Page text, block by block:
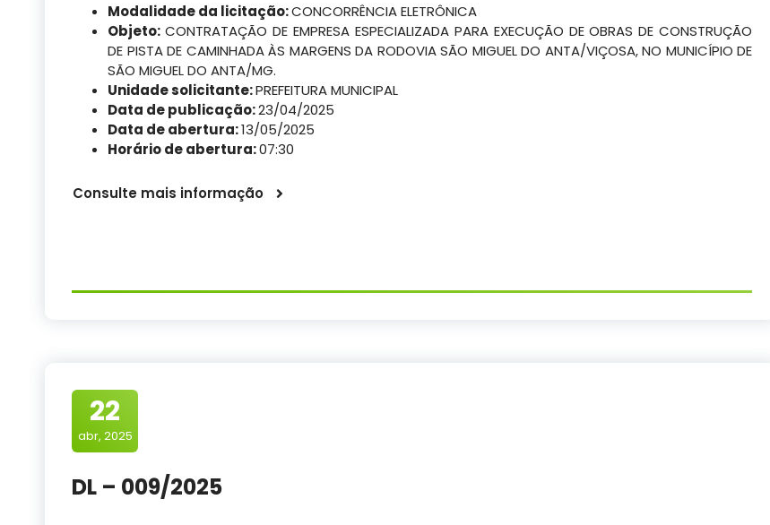
Modalidade da licitação:CONCORRÊNCIA ELETRÔNICA
Objeto: CONTRATAÇÃO DE EMPRESA ESPECIALIZADA PARA EXECUÇÃO DE OBRAS DE CONSTRUÇÃO
DE PISTA DE CAMINHADA ÀS MARGENS DA RODOVIA SÃO MIGUEL DO ANTA/VIÇOSA, NO MUNICÍPIO DE
SÃO MIGUEL DO ANTA/MG.
Unidade solicitante:PREFEITURA MUNICIPAL
Data de publicação:23/04/2025
Data de abertura:13/05/2025
Horário de abertura:07:30
Consulte mais informação
22
abr, 2025
DL – 009/2025